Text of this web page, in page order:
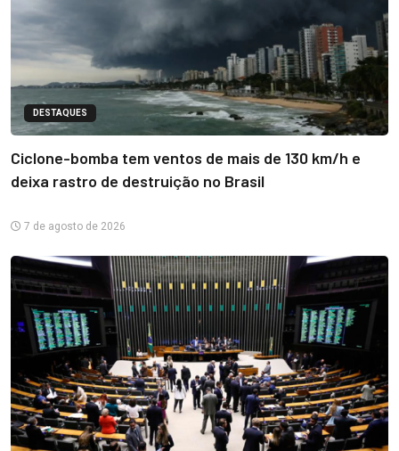
DESTAQUES
Ciclone-bomba tem ventos de mais de 130 km/h e
deixa rastro de destruição no Brasil
7 de agosto de 2026